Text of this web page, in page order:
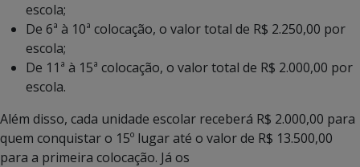
escola;
De 6ª à 10ª colocação, o valor total de R$ 2.250,00 por
escola;
De 11ª à 15ª colocação, o valor total de R$ 2.000,00 por
escola.
Além disso, cada unidade escolar receberá R$ 2.000,00 para
quem conquistar o 15º lugar até o valor de R$ 13.500,00
para a primeira colocação. Já os